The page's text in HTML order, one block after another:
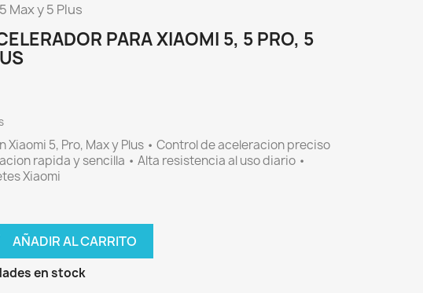
Max y 5 Plus
PARA XIAOMI 5, 5 PRO, 5
Xiaomi 5, Pro, Max y Plus • Control de aceleracion preciso
rapida y sencilla • Alta resistencia al uso diario •
Xiaomi
AÑADIR AL CARRITO
en stock